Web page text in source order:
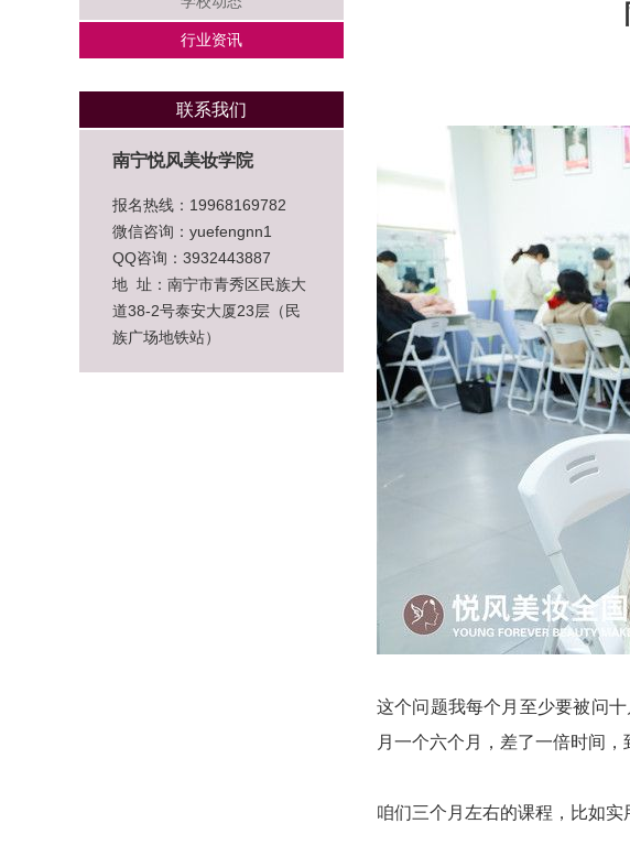
行业资讯
联系我们
南宁悦风美妆学院
报名热线：19968169782
微信咨询：yuefengnn1
QQ咨询：3932443887
地 址：南宁市青秀区民族大
道38-2号泰安大厦23层（民
族广场地铁站）
这个问题我每个月至少要被问
月一个六个月，差了一倍时间
咱们三个月左右的课程，比如实